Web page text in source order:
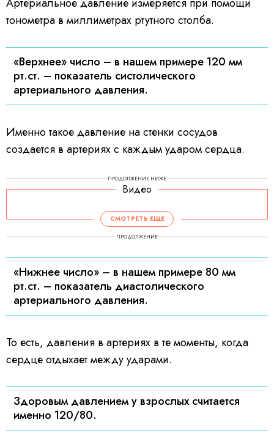
Артериальное давление измеряется при помощи
тонометра в миллиметрах ртутного столба.
«Верхнее» число – в нашем примере 120 мм
рт.ст. – показатель систолического
артериального давления.
Именно такое давление на стенки сосудов
создается в артериях с каждым ударом сердца.
ПРОДОЛЖЕНИЕ НИЖЕ
Видео
СМОТРЕТЬ ЕЩЕ
ПРОДОЛЖЕНИЕ
«Нижнее число» – в нашем примере 80 мм
рт.ст. – показатель диастолического
артериального давления.
То есть, давления в артериях в те моменты, когда
сердце отдыхает между ударами.
Здоровым давлением у взрослых считается
именно 120/80.